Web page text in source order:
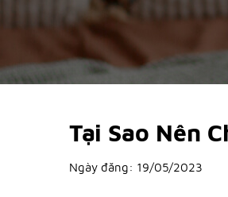
Tại Sao Nên
Ngày đăng: 19/05/2023